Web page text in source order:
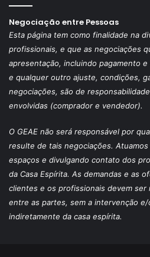
Negociação entre Pessoas
Esta página tem como finalidade na
profissionais, e que as negociações
apresentação, incluindo pagamento
e qualquer outro ajuste, condições,
negociações, são de
envolvidas (comprador e vendedor).
O GEAE não será responsável por
resulte de tais negociações.
espaços e divulgando contato dos
da Casa Espírita. As demandas e as
clientes e os profissionais devem ser
entre as partes, sem a intervenção
indiretamente da casa espírita.